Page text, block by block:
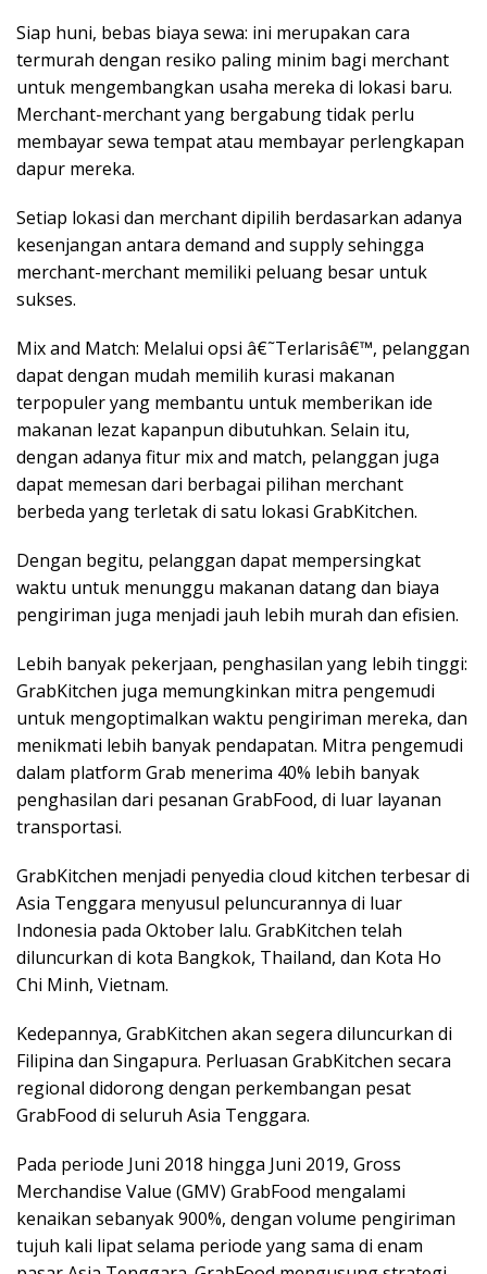
Siap huni, bebas biaya sewa: ini merupakan cara
termurah dengan resiko paling minim bagi merchant
untuk mengembangkan usaha mereka di lokasi baru.
Merchant-merchant yang bergabung tidak perlu
membayar sewa tempat atau membayar perlengkapan
dapur mereka.
Setiap lokasi dan merchant dipilih berdasarkan adanya
kesenjangan antara demand and supply sehingga
merchant-merchant memiliki peluang besar untuk
sukses.
Mix and Match: Melalui opsi â€˜Terlarisâ€™, pelanggan
dapat dengan mudah memilih kurasi makanan
terpopuler yang membantu untuk memberikan ide
makanan lezat kapanpun dibutuhkan. Selain itu,
dengan adanya fitur mix and match, pelanggan juga
dapat memesan dari berbagai pilihan merchant
berbeda yang terletak di satu lokasi GrabKitchen.
Dengan begitu, pelanggan dapat mempersingkat
waktu untuk menunggu makanan datang dan biaya
pengiriman juga menjadi jauh lebih murah dan efisien.
Lebih banyak pekerjaan, penghasilan yang lebih tinggi:
GrabKitchen juga memungkinkan mitra pengemudi
untuk mengoptimalkan waktu pengiriman mereka, dan
menikmati lebih banyak pendapatan. Mitra pengemudi
dalam platform Grab menerima 40% lebih banyak
penghasilan dari pesanan GrabFood, di luar layanan
transportasi.
GrabKitchen menjadi penyedia cloud kitchen terbesar di
Asia Tenggara menyusul peluncurannya di luar
Indonesia pada Oktober lalu. GrabKitchen telah
diluncurkan di kota Bangkok, Thailand, dan Kota Ho
Chi Minh, Vietnam.
Kedepannya, GrabKitchen akan segera diluncurkan di
Filipina dan Singapura. Perluasan GrabKitchen secara
regional didorong dengan perkembangan pesat
GrabFood di seluruh Asia Tenggara.
Pada periode Juni 2018 hingga Juni 2019, Gross
Merchandise Value (GMV) GrabFood mengalami
kenaikan sebanyak 900%, dengan volume pengiriman
tujuh kali lipat selama periode yang sama di enam